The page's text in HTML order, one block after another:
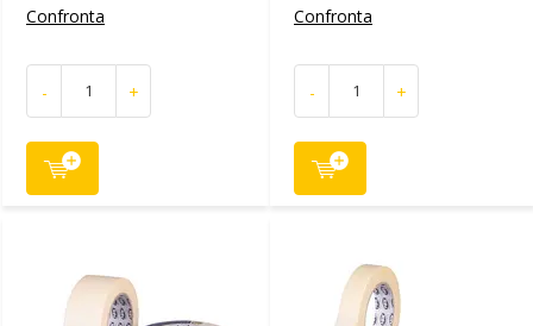
Confronta
- +
Confronta
- +